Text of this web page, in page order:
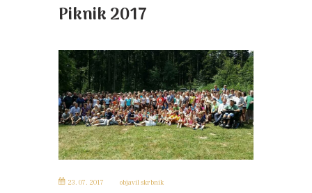
Piknik 2017
23. 07. 2017 objavilskrbnik